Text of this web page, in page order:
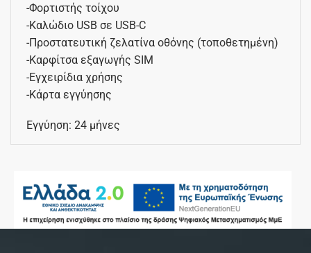
-Φορτιστής τοίχου
-Καλώδιο USB σε USB-C
-Προστατευτική ζελατίνα οθόνης (τοποθετημένη)
-Καρφίτσα εξαγωγής SIM
-Εγχειρίδια χρήσης
-Κάρτα εγγύησης
Εγγύηση: 24 μήνες